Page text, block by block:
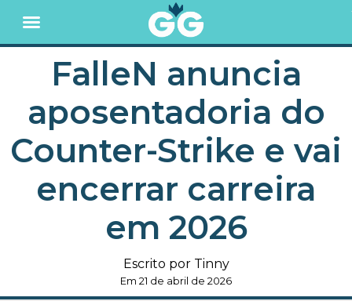
FalleN anuncia
aposentadoria do
Counter-Strike e vai
encerrar carreira
em 2026
Escrito por Tinny
Em 21 de abril de 2026